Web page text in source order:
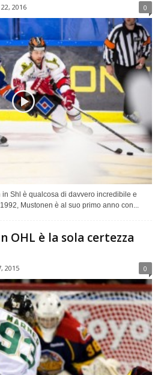
2016 0
Shl è qualcosa di davvero incredibile e
Mustonen è al suo primo anno con...
OHL è la sola certezza
2015 0